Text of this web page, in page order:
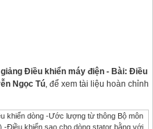
giảng Điều khiển máy điện - Bài: Điều
Ngọc Tú, để xem tài liệu hoàn chỉnh
khiển dòng -Ước lượng từ thông Bộ môn
-Điều khiển sao cho dòng stator bằng với